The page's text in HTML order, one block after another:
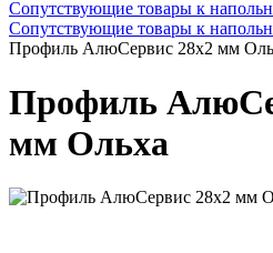
Сопутствующие товары к
Сопутствующие товары к
Профиль АлюСервис 28х2 мм
Профиль
мм Ольха